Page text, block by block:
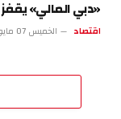
«دبي المالي» يقفز 2.95% بمكاسب جاوزت 25 مليار درهم
اقتصاد الخميس 07 مايو 5:30 م